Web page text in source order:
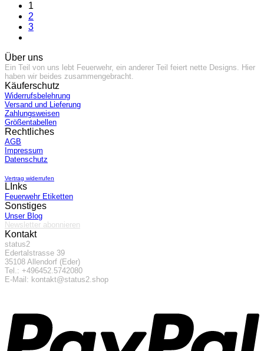
1
2
3
Über uns
Ein Teil von uns lebt Feuerwehr, ein anderer Teil feiert nette Designs. Hier
haben wir beides zusammengebracht.
Käuferschutz
Widerrufsbelehrung
Versand und Lieferung
Zahlungsweisen
Größentabellen
Rechtliches
AGB
Impressum
Datenschutz
Vertrag widerrufen
LInks
Feuerwehr Etiketten
Sonstiges
Unser Blog
Newsletter abonnieren
Kontakt
status2
Edertalstrasse 39
35108 Allendorf (Eder)
Tel.: +496452.5742080
E-Mail: kontakt@status2.shop